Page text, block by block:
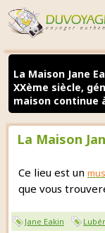
La Maison Jane
XXème siècle,
maison continue
La Maison
Ce lieu est un
que vous
Jane Eakin